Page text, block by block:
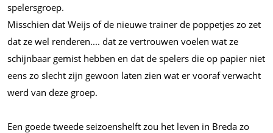
spelersgroep.
Misschien dat Weijs of de nieuwe trainer de poppetjes zo zet
dat ze wel renderen.... dat ze vertrouwen voelen wat ze
schijnbaar gemist hebben en dat de spelers die op papier niet
eens zo slecht zijn gewoon laten zien wat er vooraf verwacht
werd van deze groep.
Een goede tweede seizoenshelft zou het leven in Breda zo